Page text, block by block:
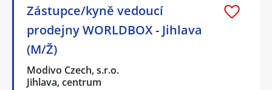
Zástupce/kyně vedoucí
prodejny WORLDBOX - Jihlava
(M/Ž)
Modivo Czech, s.r.o.
Jihlava, centrum